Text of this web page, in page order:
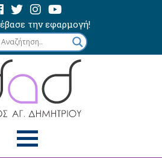
την εφαρμογή!